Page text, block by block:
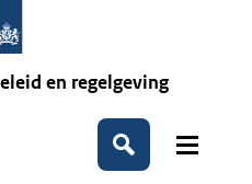
en regelgeving
Zoeken